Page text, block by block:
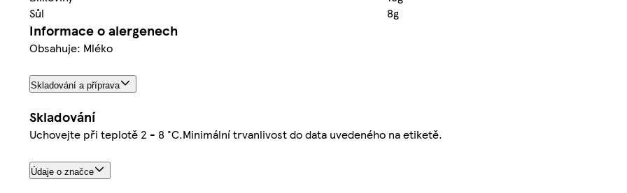
Sůl
8g
Informace o alergenech
Obsahuje: Mléko
Skladování a příprava
Skladování
Uchovejte při teplotě 2 - 8 °C.Minimální trvanlivost do data uvedeného na etiketě.
Údaje o značce